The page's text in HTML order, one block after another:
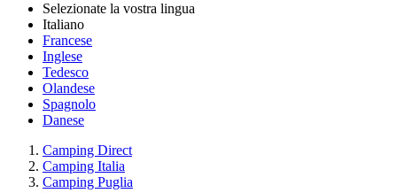
Selezionate la vostra lingua
Italiano
Francese
Inglese
Tedesco
Olandese
Spagnolo
Danese
Camping Direct
Camping Italia
Camping Puglia